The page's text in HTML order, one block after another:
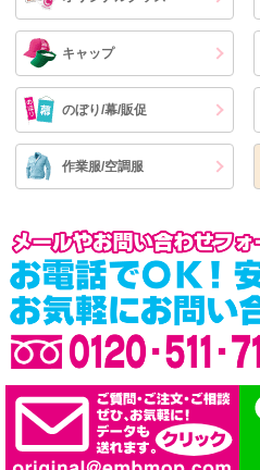
キャップ
のぼり/幕/販促
作業服/空調服